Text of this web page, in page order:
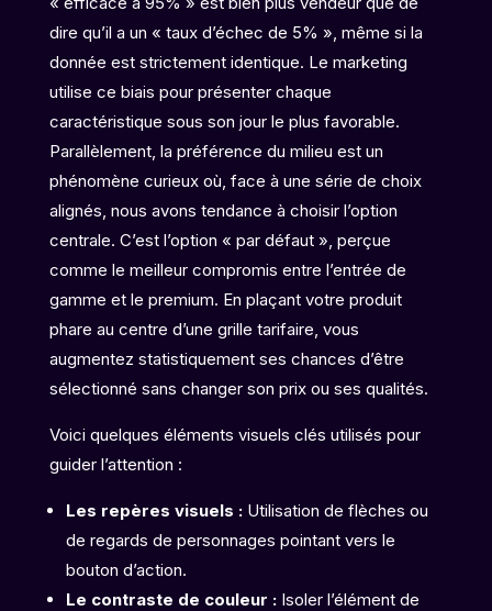
dire qu’il a un « taux d’échec de 5% », même si la
donnée est strictement identique. Le marketing
utilise ce biais pour présenter chaque
caractéristique sous son jour le plus favorable.
Parallèlement, la préférence du milieu est un
phénomène curieux où, face à une série de choix
alignés, nous avons tendance à choisir l’option
centrale. C’est l’option « par défaut », perçue
comme le meilleur compromis entre l’entrée de
gamme et le premium. En plaçant votre produit
phare au centre d’une grille tarifaire, vous
augmentez statistiquement ses chances d’être
sélectionné sans changer son prix ou ses qualités.
Voici quelques éléments visuels clés utilisés pour
guider l’attention :
Les repères visuels :Utilisation de flèches ou
de regards de personnages pointant vers le
bouton d’action.
Le contraste de couleur :Isoler l’élément de